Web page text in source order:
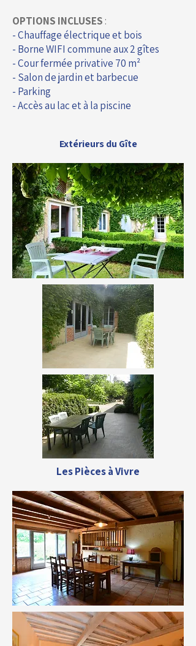
OPTIONS INCLUSES :
- Chauffage électrique et bois
- Borne WIFI commune aux 2 gîtes
- Cour fermée privative 70 m²
- Salon de jardin et barbecue
- Parking
- Accès au lac et à la piscine
Extérieurs du Gîte
Les Pièces à Vivre